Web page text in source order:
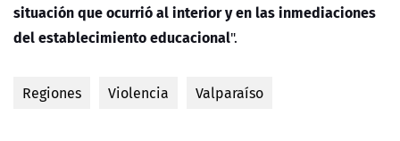
situación que ocurrió al interior y en las inmediaciones
del establecimiento educacional".
Regiones Violencia Valparaíso